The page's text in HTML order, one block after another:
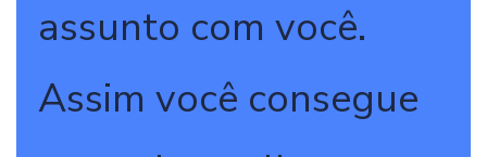
assunto com você.
Assim você consegue